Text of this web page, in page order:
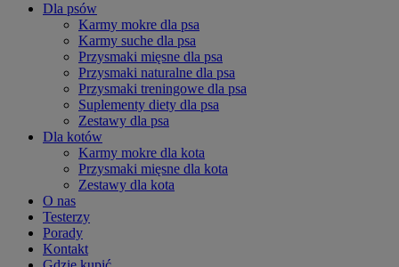
Dla psów
Karmy mokre dla psa
Karmy suche dla psa
Przysmaki mięsne dla psa
Przysmaki naturalne dla psa
Przysmaki treningowe dla psa
Suplementy diety dla psa
Zestawy dla psa
Dla kotów
Karmy mokre dla kota
Przysmaki mięsne dla kota
Zestawy dla kota
O nas
Testerzy
Porady
Kontakt